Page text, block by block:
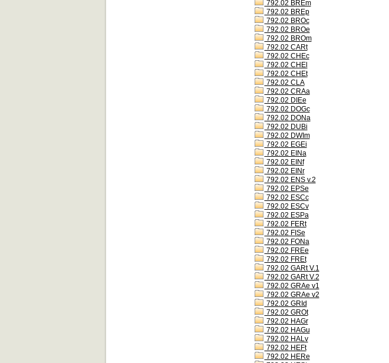
792.02 BREm
792.02 BREp
792.02 BROc
792.02 BROe
792.02 BROm
792.02 CARt
792.02 CHEc
792.02 CHEl
792.02 CHEt
792.02 CLA
792.02 CRAa
792.02 DIEe
792.02 DOGc
792.02 DONa
792.02 DUBi
792.02 DWIm
792.02 EGEi
792.02 EINa
792.02 EINf
792.02 EINr
792.02 ENS v.2
792.02 EPSe
792.02 ESCc
792.02 ESCv
792.02 ESPa
792.02 FERt
792.02 FISe
792.02 FONa
792.02 FREe
792.02 FREt
792.02 GARt V.1
792.02 GARt V.2
792.02 GRAe v1
792.02 GRAe v2
792.02 GRId
792.02 GROt
792.02 HAGr
792.02 HAGu
792.02 HALv
792.02 HEFt
792.02 HERe